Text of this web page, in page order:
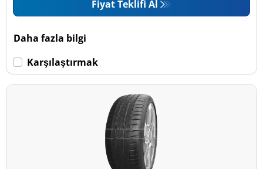
Fiyat Teklifi Al
Daha fazla bilgi
Karşılaştırmak